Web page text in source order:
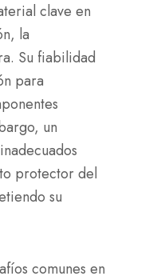
clave en
la
Su fiabilidad
para
un
protector del
su
comunes en